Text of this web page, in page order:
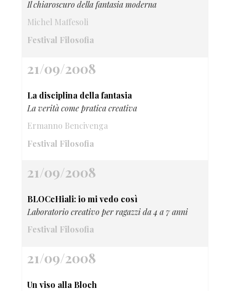
Il chiaroscuro della fantasia moderna
Michel Maffesoli
Festival Filosofia
21/09/2008
La disciplina della fantasia
La verità come pratica creativa
Ermanno Bencivenga
Festival Filosofia
21/09/2008
BLOCcHiali: io mi vedo così
Laboratorio creativo per ragazzi da 4 a 7 anni
Festival Filosofia
21/09/2008
Un viso alla Bloch